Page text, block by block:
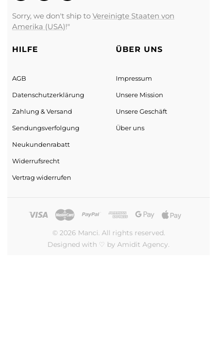
Sorry, we don't ship to Vereinigte Staaten von
Amerika (USA)!"
HILFE
AGB
Datenschutz­erklärung
Zahlung & Versand
Sendungs­verfolgung
Neukundenrabatt
Widerrufsrecht
Vertrag widerrufen
ÜBER UNS
Impressum
Unsere Mission
Unsere Geschäft
Über uns
© 2026 Manci. All rights reserved.
Designed with ♡ by Amidit Agency.